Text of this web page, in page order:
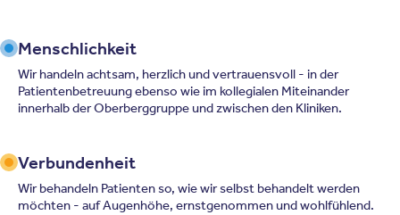
Menschlichkeit
Wir handeln achtsam, herzlich und vertrauensvoll - in der
Patientenbetreuung ebenso wie im kollegialen Miteinander
innerhalb der Oberberggruppe und zwischen den Kliniken.
Verbundenheit
Wir behandeln Patienten so, wie wir selbst behandelt werden
möchten - auf Augenhöhe, ernstgenommen und wohlfühlend.